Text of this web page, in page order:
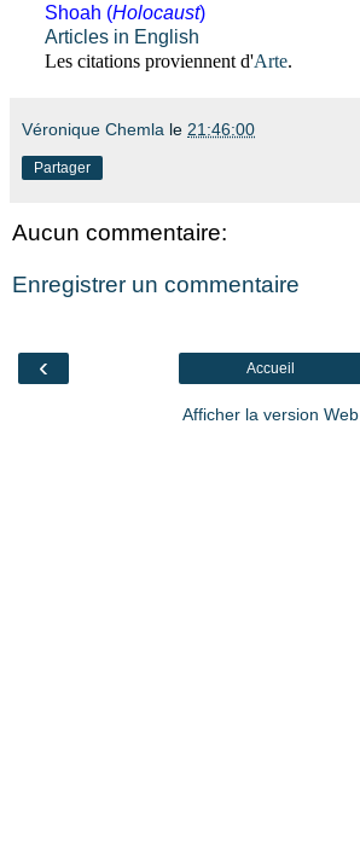
Shoah (Holocaust)
Articles in English
Les citations proviennent d'Arte.
Véronique Chemla le 21:46:00
Partager
Aucun commentaire:
Enregistrer un commentaire
‹ Accueil
Afficher la version Web